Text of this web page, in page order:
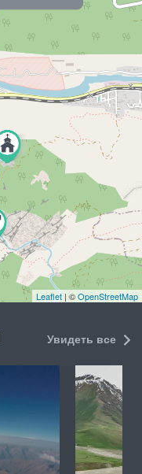
Leaflet | ©OpenStreetMap
Увидеть все